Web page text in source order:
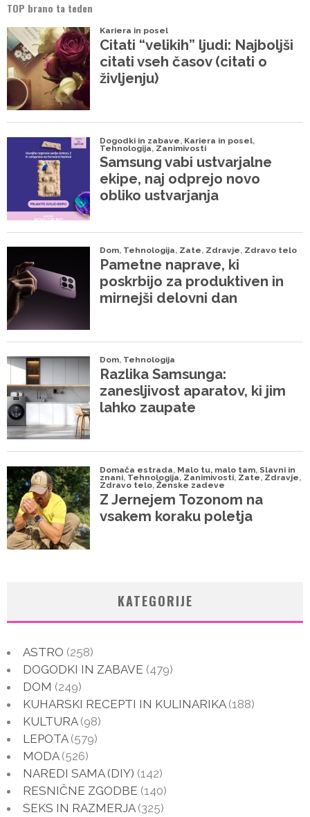
TOP brano ta teden
KATEGORIJE
ASTRO (258)
DOGODKI IN ZABAVE (479)
DOM (249)
KUHARSKI RECEPTI IN KULINARIKA(188)
KULTURA(98)
LEPOTA(579)
MODA(526)
NAREDI SAMA (DIY) (142)
RESNIČNE ZGODBE (140)
SEKS IN RAZMERJA(325)